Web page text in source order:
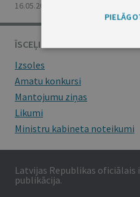
16.05.2024., Nr. 94
ĪSCEĻI
Izsoles
Amatu konkursi
Mantojumu ziņas
Likumi
Ministru kabineta noteikumi
Latvijas Republikas oficiālais
publikācija.